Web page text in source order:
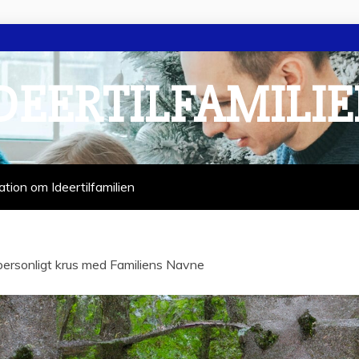
om Ideertilfamilien
krus med Familiens Navne